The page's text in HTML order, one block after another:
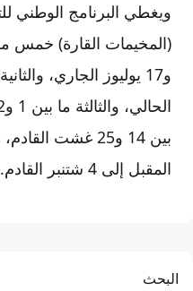
المقبل إلى 4 شتنبر القادم.
البحث